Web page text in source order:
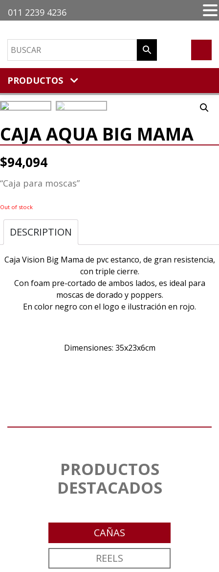
PRODUCTOS
CAJA AQUA BIG MAMA
$94,094
“Caja para moscas”
Out of stock
DESCRIPTION
Caja Vision Big Mama de pvc estanco, de gran resistencia,
con triple cierre.
Con foam pre-cortado de ambos lados, es ideal para
moscas de dorado y poppers.
En color negro con el logo e ilustración en rojo.
Dimensiones: 35x23x6cm
PRODUCTOS
DESTACADOS
CAÑAS
REELS
011 2239 4236